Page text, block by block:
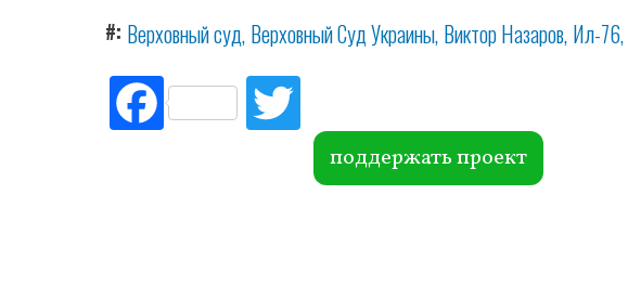
# Верховный суд Верховный Суд Украины Виктор Назаров Ил-76
Fac
ebo itte
r поддержать проект